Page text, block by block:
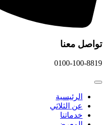
تواصل معنا
0100-100-8819
الرئيسية
عن الثلاثي
خدماتنا